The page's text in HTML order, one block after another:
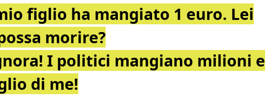
figlio ha mangiato 1 euro. Lei
morire?
I politici mangiano milioni e
di me!